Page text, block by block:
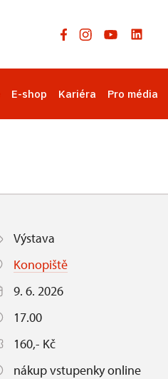
E-shop Kariéra Pro média
Výstava
Konopiště
9. 6. 2026
17.00
160,- Kč
nákup vstupenky online